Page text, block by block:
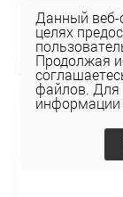
Палантин
39,06 руб
Данный веб-
целях
Продолжая
файлов. Для